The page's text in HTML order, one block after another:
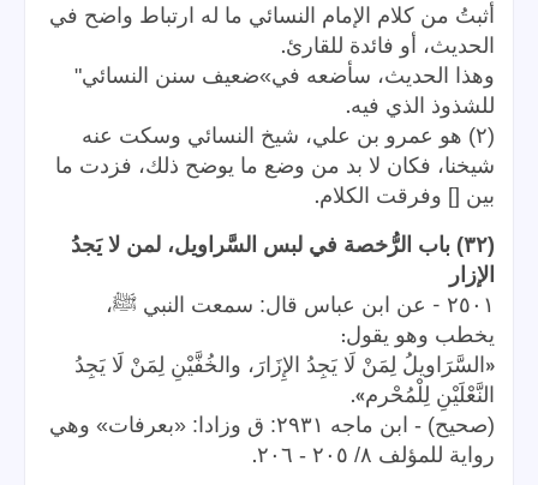
أثبتُ من كلام الإمام النسائي ما له ارتباط واضح في
الحديث، أو فائدة للقارئ.
وهذا الحديث، سأضعه في»ضعيف سنن النسائي"
للشذوذ الذي فيه.
(٢) هو عمرو بن علي، شيخ النسائي وسكت عنه
شيخنا، فكان لا بد من وضع ما يوضح ذلك، فزدت ما
بين [] وفرقت الكلام.
(٣٢) باب الرُّخصة في لبس السَّراويل، لمن لا يَجدُ
الإزار
٢٥٠١ - عن ابن عباس قال: سمعت النبي ﷺ،
يخطب وهو يقول:
« السَّرَاويلُ لِمَنْ لَا يَجِدُ الإِزَارَ، والخُفَّيْنِ لِمَنْ لَا يَجِدُ
النَّعْلَيْنِ لِلْمُحْرم».
(صحيح) - ابن ماجه ٢٩٣١: ق وزادا: «بعرفات» وهي
رواية للمؤلف ٨/ ٢٠٥ - ٢٠٦
.